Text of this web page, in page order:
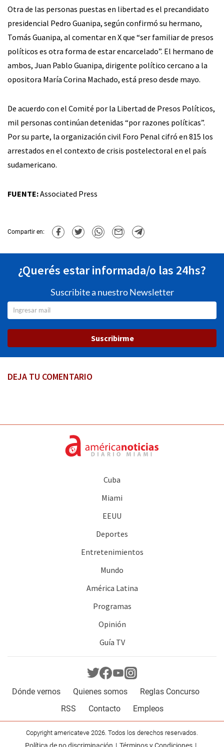
Otra de las personas puestas en libertad es el precandidato
presidencial Pedro Guanipa, según confirmó su hermano,
Tomás Guanipa, al comentar en X que “ser familiar de presos
políticos es otra forma de estar encarcelado”. El hermano de
ambos, Juan Pablo Guanipa, dirigente político cercano a la
opositora María Corina Machado, está preso desde mayo.
De acuerdo con el Comité por la Libertad de Presos Políticos,
mil personas continúan detenidas “por razones políticas”.
Por su parte, la organización civil Foro Penal cifró en 815 los
arrestados en el contexto de crisis postelectoral en el país
sudamericano.
FUENTE:Associated Press
Compartir en:
¿Querés estar informada/o las 24hs?
Suscribite a nuestro Newsletter
Suscribirme
DEJA TU COMENTARIO
Cuba
Miami
EEUU
Deportes
Entretenimientos
Mundo
América Latina
Programas
Opinión
Guía TV
Dónde vernos Quienes somos
Reglas Concurso
RSS
Contacto Empleos
Copyright americateve 2026. Todos los derechos reservados.
Política de no discriminación Términos y Condiciones